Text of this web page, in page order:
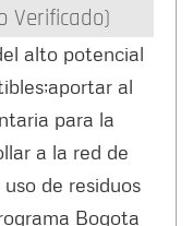
Verificado)
alto potencial
al
para la
a la red de
de residuos
Bogota